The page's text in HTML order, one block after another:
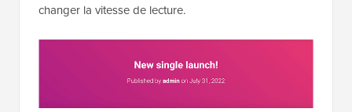
changer la vitesse de lecture.